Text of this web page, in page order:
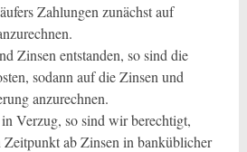
Zahlungen zunächst auf
Zinsen entstanden, so sind die
sodann auf die Zinsen und
anzurechnen.
Verzug, so sind wir berechtigt,
Zeitpunkt ab Zinsen in banküblicher